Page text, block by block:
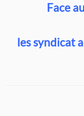
Face
les syndicat